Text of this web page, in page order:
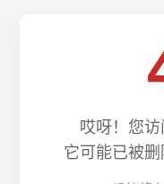
哎呀！您访
它可能已被删